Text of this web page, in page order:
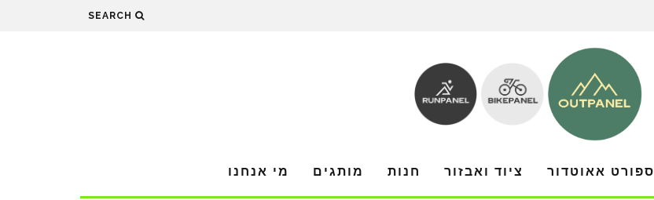
SEARCH
ספורט אאוטדור ציוד ואבזור חנות מותגים מי אנחנו